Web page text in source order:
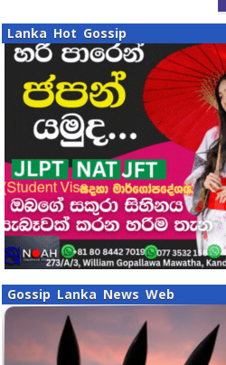
Lanka Hot Gossip
Gossip Lanka News Web